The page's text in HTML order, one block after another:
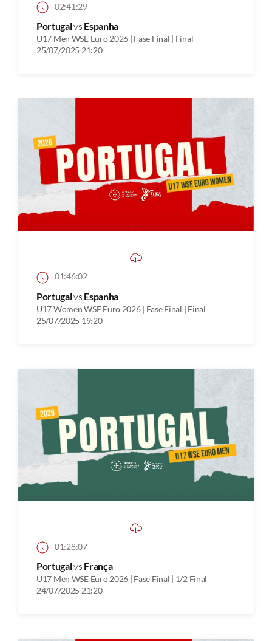
02:41:29
Portugalvs Espanha
U17 Men WSE Euro 2026 | Fase Final | Final
25/07/2025 21:20
01:46:02
Portugalvs Espanha
U17 Women WSE Euro 2026 | Fase Final | Final
25/07/2025 19:20
01:28:07
Portugalvs França
U17 Men WSE Euro 2026 | Fase Final | 1/2 Final
24/07/2025 21:20